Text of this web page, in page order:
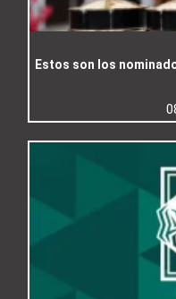
Estos son los